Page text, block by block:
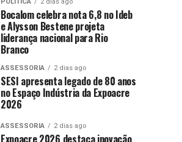
Bocalom celebra nota 6,8 no Ideb
e Alysson Bestene projeta
liderança nacional para Rio
Branco
ASSESSORIA 2 dias ago
SESI apresenta legado de 80 anos
no Espaço Indústria da Expoacre
2026
ASSESSORIA 2 dias ago
Expoacre 2026 destaca inovação